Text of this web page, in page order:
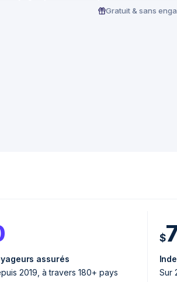
Gratuit & sans
assurés
2019, à travers 180+ pays
$
Sur